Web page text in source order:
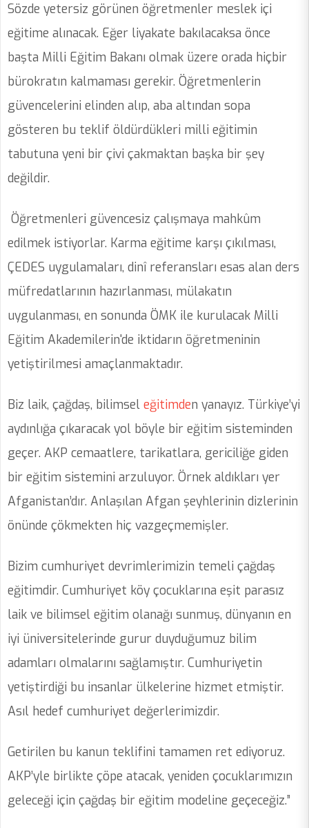
Sözde yetersiz görünen öğretmenler meslek içi
eğitime alınacak. Eğer liyakate bakılacaksa önce
başta Milli Eğitim Bakanı olmak üzere orada hiçbir
bürokratın kalmaması gerekir. Öğretmenlerin
güvencelerini elinden alıp, aba altından sopa
gösteren bu teklif öldürdükleri milli eğitimin
tabutuna yeni bir çivi çakmaktan başka bir şey
değildir.
Öğretmenleri güvencesiz çalışmaya mahkûm
edilmek istiyorlar. Karma eğitime karşı çıkılması,
ÇEDES uygulamaları, dinî referansları esas alan ders
müfredatlarının hazırlanması, mülakatın
uygulanması, en sonunda ÖMK ile kurulacak Milli
Eğitim Akademilerin'de iktidarın öğretmeninin
yetiştirilmesi amaçlanmaktadır.
Biz laik, çağdaş, bilimsel eğitimden yanayız. Türkiye’yi
aydınlığa çıkaracak yol böyle bir eğitim sisteminden
geçer. AKP cemaatlere, tarikatlara, gericiliğe giden
bir eğitim sistemini arzuluyor. Örnek aldıkları yer
Afganistan’dır. Anlaşılan Afgan şeyhlerinin dizlerinin
önünde çökmekten hiç vazgeçmemişler.
Bizim cumhuriyet devrimlerimizin temeli çağdaş
eğitimdir. Cumhuriyet köy çocuklarına eşit parasız
laik ve bilimsel eğitim olanağı sunmuş, dünyanın en
iyi üniversitelerinde gurur duyduğumuz bilim
adamları olmalarını sağlamıştır. Cumhuriyetin
yetiştirdiği bu insanlar ülkelerine hizmet etmiştir.
Asıl hedef cumhuriyet değerlerimizdir.
Getirilen bu kanun teklifini tamamen ret ediyoruz.
AKP’yle birlikte çöpe atacak, yeniden çocuklarımızın
geleceği için çağdaş bir eğitim modeline geçeceğiz.”